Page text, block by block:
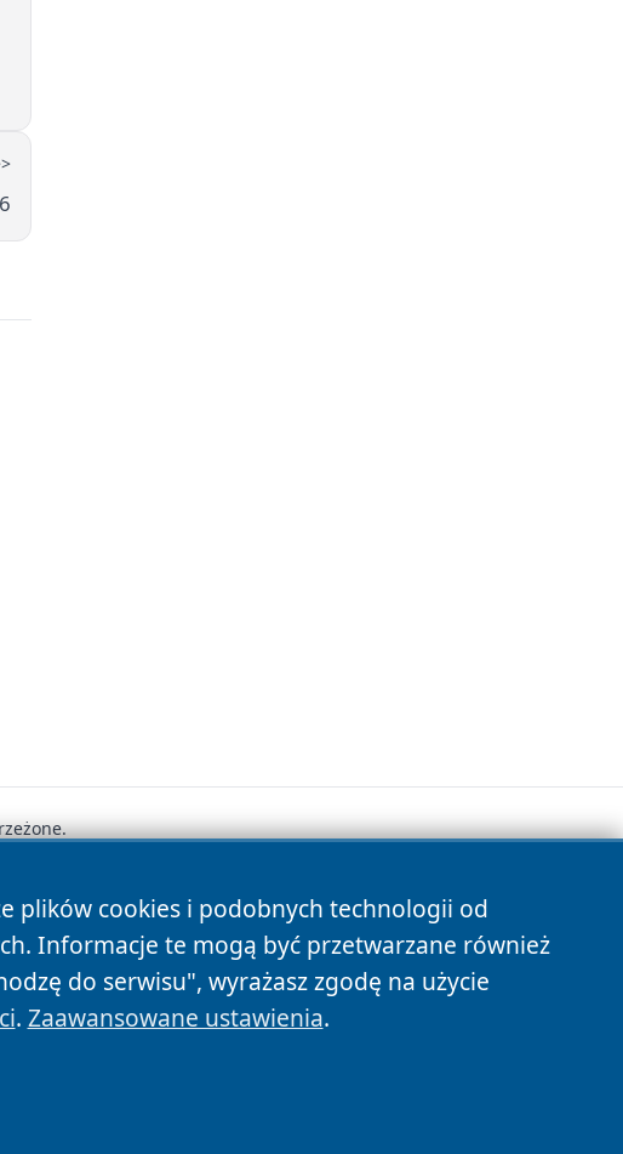
plików cookies i podobnych technologii od
Informacje te mogą być przetwarzane również
do serwisu", wyrażasz zgodę na użycie
. Zaawansowane ustawienia.
Cookies